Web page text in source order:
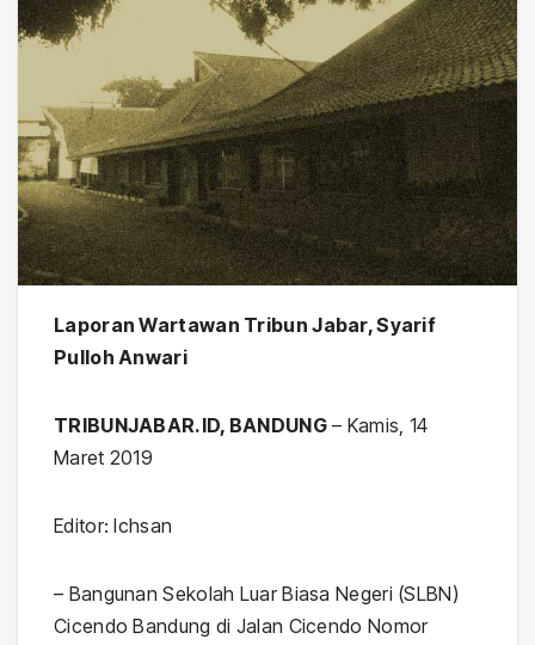
Laporan Wartawan Tribun Jabar, Syarif
Pulloh Anwari
TRIBUNJABAR.ID, BANDUNG– Kamis, 14
Maret 2019
Editor: Ichsan
– Bangunan Sekolah Luar Biasa Negeri (SLBN)
Cicendo Bandung di Jalan Cicendo Nomor